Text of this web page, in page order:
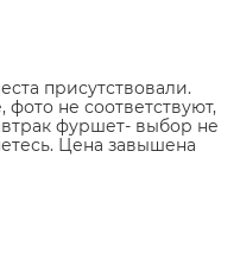
присутствовали.
не соответствуют,
фуршет- выбор не
Цена завышена